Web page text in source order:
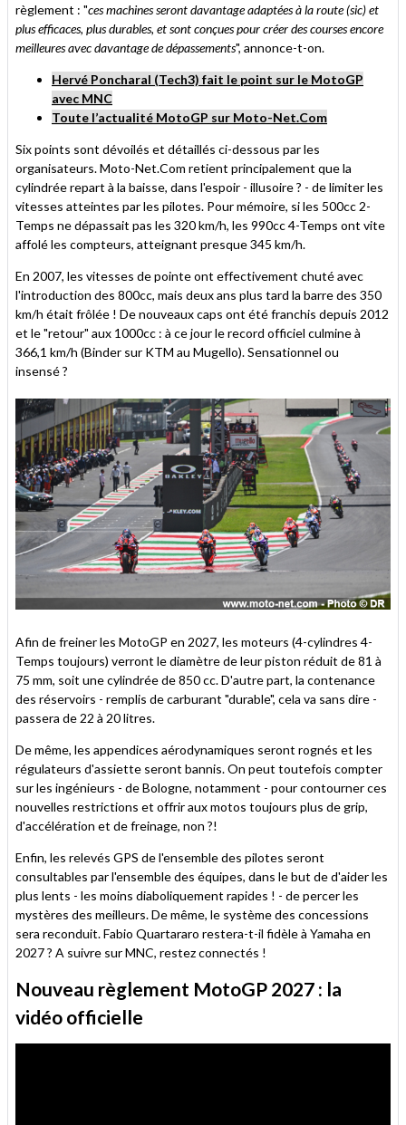
règlement : "ces machines seront davantage adaptées à la route (sic) et
plus efficaces, plus durables, et sont conçues pour créer des courses encore
meilleures avec davantage de dépassements", annonce-t-on.
Hervé Poncharal (Tech3) fait le point sur le MotoGP
avec MNC
Toute l’actualité MotoGP sur Moto-Net.Com
Six points sont dévoilés et détaillés ci-dessous par les
organisateurs. Moto-Net.Com retient principalement que la
cylindrée repart à la baisse, dans l'espoir - illusoire ? - de limiter les
vitesses atteintes par les pilotes. Pour mémoire, si les 500cc 2-
Temps ne dépassait pas les 320 km/h, les 990cc 4-Temps ont vite
affolé les compteurs, atteignant presque 345 km/h.
En 2007, les vitesses de pointe ont effectivement chuté avec
l'introduction des 800cc, mais deux ans plus tard la barre des 350
km/h était frôlée ! De nouveaux caps ont été franchis depuis 2012
et le "retour" aux 1000cc : à ce jour le record officiel culmine à
366,1 km/h (Binder sur KTM au Mugello). Sensationnel ou
insensé ?
Afin de freiner les MotoGP en 2027, les moteurs (4-cylindres 4-
Temps toujours) verront le diamètre de leur piston réduit de 81 à
75 mm, soit une cylindrée de 850 cc. D'autre part, la contenance
des réservoirs - remplis de carburant "durable", cela va sans dire -
passera de 22 à 20 litres.
De même, les appendices aérodynamiques seront rognés et les
régulateurs d'assiette seront bannis. On peut toutefois compter
sur les ingénieurs - de Bologne, notamment - pour contourner ces
nouvelles restrictions et offrir aux motos toujours plus de grip,
d'accélération et de freinage, non ?!
Enfin, les relevés GPS de l'ensemble des pilotes seront
consultables par l'ensemble des équipes, dans le but de d'aider les
plus lents - les moins diaboliquement rapides ! - de percer les
mystères des meilleurs. De même, le système des concessions
sera reconduit. Fabio Quartararo restera-t-il fidèle à Yamaha en
2027 ? A suivre sur MNC, restez connectés !
Nouveau règlement MotoGP 2027 : la
vidéo officielle